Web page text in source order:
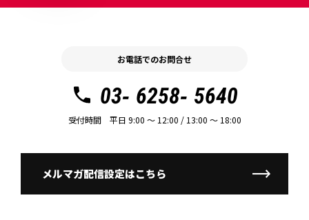
お電話でのお問合せ
03- 6258- 5640
受付時間 平日 9:00 〜 12:00 / 13:00 〜 18:00
メルマガ配信設定はこちら